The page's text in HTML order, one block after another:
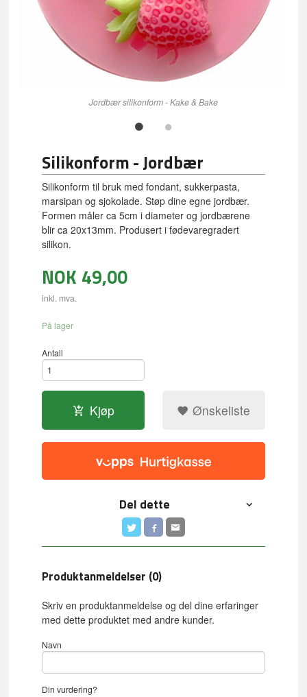
Jordbær silikonform - Kake & Bake
Silikonform - Jordbær
Silikonform til bruk med fondant, sukkerpasta,
marsipan og sjokolade. Støp dine egne jordbær.
Formen måler ca 5cm i diameter og jordbærene
blir ca 20x13mm. Produsert i fødevaregradert
silikon.
NOK 49,00
inkl. mva.
På lager
Antall
Kjøp Ønskeliste
Del dette
Produktanmeldelser (0)
Skriv en produktanmeldelse og del dine erfaringer
med dette produktet med andre kunder.
Navn
Din vurdering?